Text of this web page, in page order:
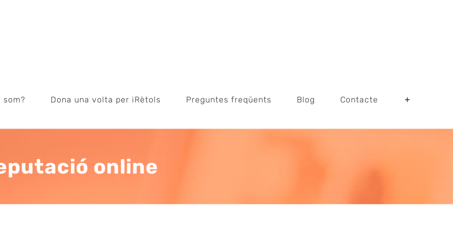
som? Dona una volta per iRètols Preguntes freqüents Blog Contacte
online